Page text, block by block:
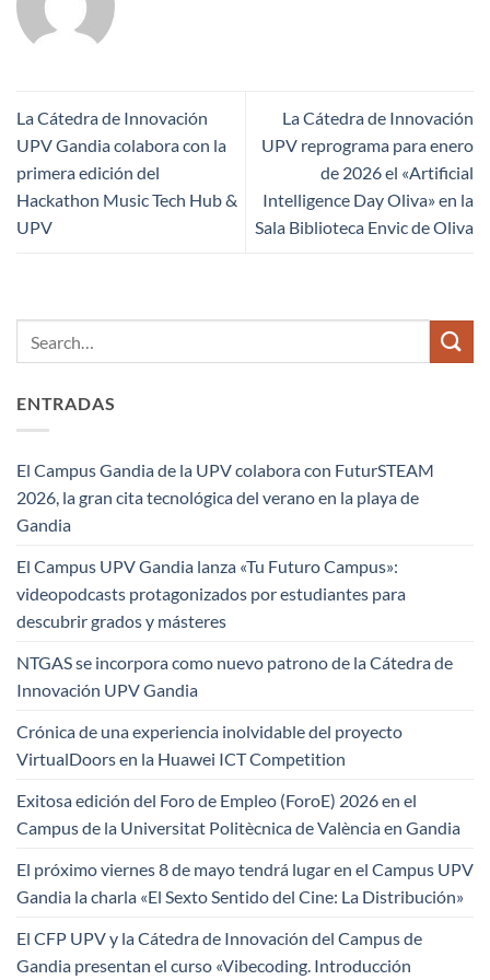
La Cátedra de Innovación
UPV Gandia colabora con la
primera edición del
Hackathon Music Tech Hub &
UPV
La Cátedra de Innovación
UPV reprograma para enero
de 2026 el «Artificial
Intelligence Day Oliva» en la
Sala Biblioteca Envic de Oliva
ENTRADAS
El Campus Gandia de la UPV colabora con FuturSTEAM
2026, la gran cita tecnológica del verano en la playa de
Gandia
El Campus UPV Gandia lanza «Tu Futuro Campus»:
videopodcasts protagonizados por estudiantes para
descubrir grados y másteres
NTGAS se incorpora como nuevo patrono de la Cátedra de
Innovación UPV Gandia
Crónica de una experiencia inolvidable del proyecto
VirtualDoors en la Huawei ICT Competition
Exitosa edición del Foro de Empleo (ForoE) 2026 en el
Campus de la Universitat Politècnica de València en Gandia
El próximo viernes 8 de mayo tendrá lugar en el Campus UPV
Gandia la charla «El Sexto Sentido del Cine: La Distribución»
El CFP UPV y la Cátedra de Innovación del Campus de
Gandia presentan el curso «Vibecoding. Introducción